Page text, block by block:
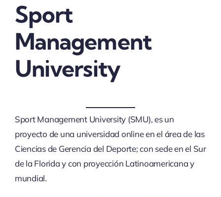
Sport
Management
University
Sport Management University (SMU), es un
proyecto de una universidad online en el área de las
Ciencias de Gerencia del Deporte; con sede en el Sur
de la Florida y con proyección Latinoamericana y
mundial.